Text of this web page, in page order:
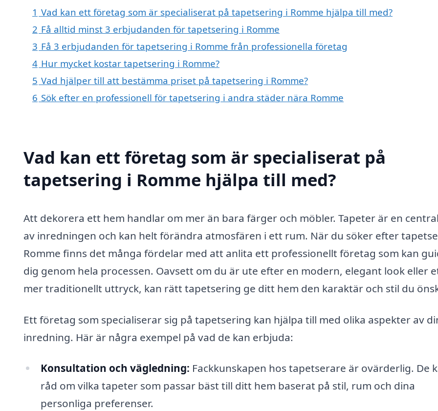
1 Vad kan ett företag som är specialiserat på tapetsering i Romme hjälpa till med?
2 Få alltid minst 3 erbjudanden för tapetsering i Romme
3 Få 3 erbjudanden för tapetsering i Romme från professionella företag
4 Hur mycket kostar tapetsering i Romme?
5 Vad hjälper till att bestämma priset på tapetsering i Romme?
6 Sök efter en professionell för tapetsering i andra städer nära Romme
Vad kan ett företag som är specialiserat på
tapetsering i Romme hjälpa till med?
Att dekorera ett hem handlar om mer än bara färger och möbler. Tapeter är en
av inredningen och kan helt förändra atmosfären i ett rum. När du söker efter
Romme finns det många fördelar med att anlita ett professionellt företag som kan
dig genom hela processen. Oavsett om du är ute efter en modern, elegant look eller
mer traditionellt uttryck, kan rätt tapetsering ge ditt hem den karaktär och stil du
Ett företag som specialiserar sig på tapetsering kan hjälpa till med olika aspekter av
inredning. Här är några exempel på vad de kan erbjuda:
Konsultation och vägledning: Fackkunskapen hos tapetserare är ovärderlig. De
råd om vilka tapeter som passar bäst till ditt hem baserat på stil, rum och dina
personliga preferenser.